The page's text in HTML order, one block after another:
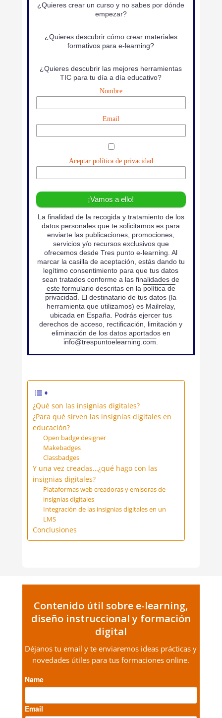
¿Quieres crear un curso y no sabes por dónde
empezar?
¿Quieres descubrir cómo crear materiales
formativos para e-learning?
¿Quieres descubrir las mejores herramientas
TIC para tu día a día educativo?
Nombre
Email
Aceptar política de privacidad
La finalidad de la recogida y tratamiento de los
datos personales que te solicitamos es para
enviarte las publicaciones, promociones,
servicios y/o recursos exclusivos que
ofrecemos desde Tres punto e-learning. Al
marcar la casilla de aceptación, estás dando tu
legítimo consentimiento para que tus datos
sean tratados conforme a las finalidades de
este formulario descritas en la política de
privacidad . El destinatario de tus datos (la
herramienta que utilizamos) es Mailrelay,
ubicada en España. Podrás ejercer tus
derechos de acceso, rectificación, limitación y
eliminación de los datos aportados en
info@trespuntoelearning.com
¿Qué son las insignias digitales?
¿Para qué sirven las insignias digitales en
educación?
Open badge designer
Makebadges
Classbadges
Y una vez creadas…¿qué hago con las
insignias digitales?
Plataformas web creadoras y emisoras de
insignias digitales
Integración de las insignias digitales en un
LMS
Conclusiones
Contenido útil sobre e-learning,
diseño instruccional y formación
digital
Déjanos tu email y te enviaremos ideas prácticas y
novedades útiles para tus formaciones online.